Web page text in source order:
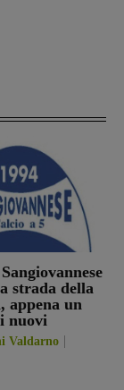
strada della
appena un
nuovi
Valdarno